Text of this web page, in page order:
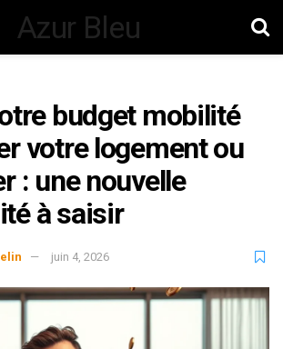
Azur Bleu
budget mobilité
votre logement ou
: une nouvelle
à saisir
juin 4, 2026